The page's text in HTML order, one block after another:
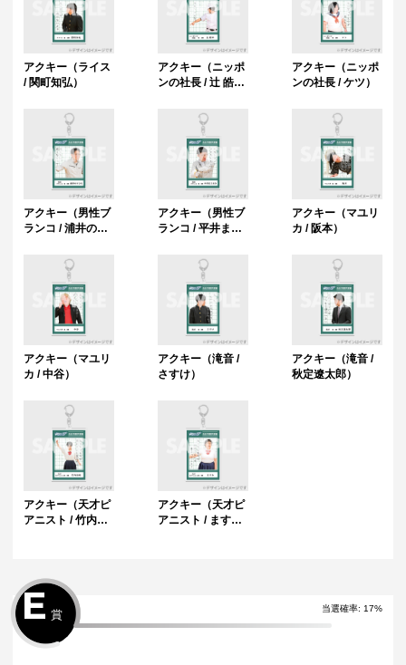
アクキー（ライス
/ 関町知弘）
アクキー（ニッポ
ンの社長 / 辻 皓
アクキー（ニッポ
ンの社長 / ケツ）
アクキー（男性ブ
ランコ / 浦井のり
アクキー（男性ブ
ランコ / 平井まさ
アクキー（マユリ
カ / 阪本）
アクキー（マユリ
カ / 中谷）
アクキー（滝音 /
さすけ）
アクキー（滝音 /
秋定遼太郎）
アクキー（天才ピ
アニスト / 竹内知
アクキー（天才ピ
アニスト / ます
当選確率: 17%
E 賞